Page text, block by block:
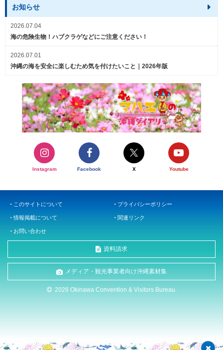
お知らせ
2026.07.04
海の危険生物！ハブクラゲなどにご注意ください！
2026.07.01
沖縄の海を安全に楽しむため気を付けたいこと｜2026年版
Instagram Facebook X Youtube
このサイトについて プライバシーポリシー
情報掲載について 関連リンク
お問い合わせ
資料請求
メディア・観光事業者向け沖縄素材集
2026 Okinawa Convention & Visitors Bureau.